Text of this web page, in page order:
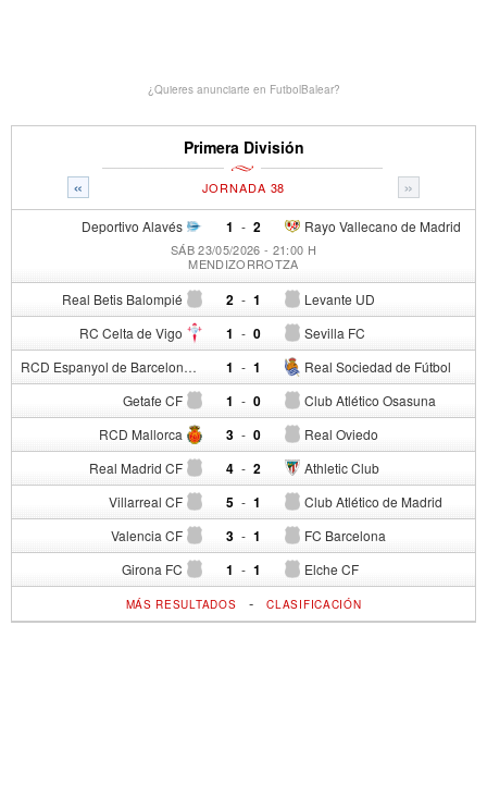
¿Quieres anunciarte en FutbolBalear?
Primera División
« »
JORNADA 38
Deportivo Alavés 1 - Rayo Vallecano de Madrid
2
SÁB 23/05/2026 - 21:00 H
MENDIZORROTZA
Real Betis Balompié 2 - Levante UD
1
RC Celta de Vigo 1 - Sevilla FC
0
RCD Espanyol de Barcelona 1 - Real Sociedad de Fútbol
1
Getafe CF 1 - Club Atlético Osasuna
0
RCD Mallorca 3 - Real Oviedo
0
Real Madrid CF 4 - Athletic Club
2
Villarreal CF 5 - Club Atlético de Madrid
1
Valencia CF 3 - FC Barcelona
1
Girona FC 1 - Elche CF
1
MÁS RESULTADOS -CLASIFICACIÓN